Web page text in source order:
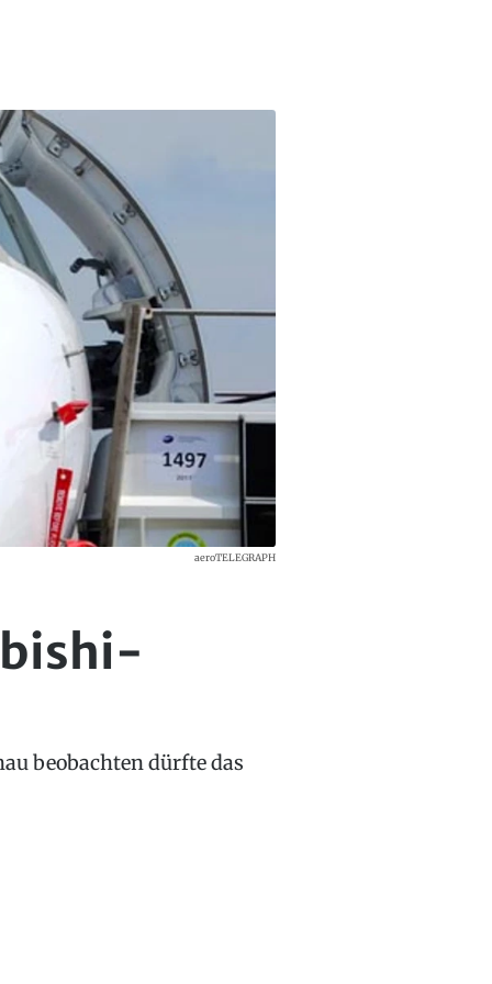
aeroTELEGRAPH
beobachten dürfte das